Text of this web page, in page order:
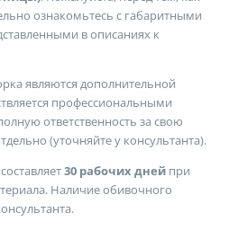
ознакомьтесь с габаритными
в описаниях к
являются дополнительной
профессиональными
ответственность за свою
(уточняйте у консультанта).
30 рабочих дней при
Наличие обивочного